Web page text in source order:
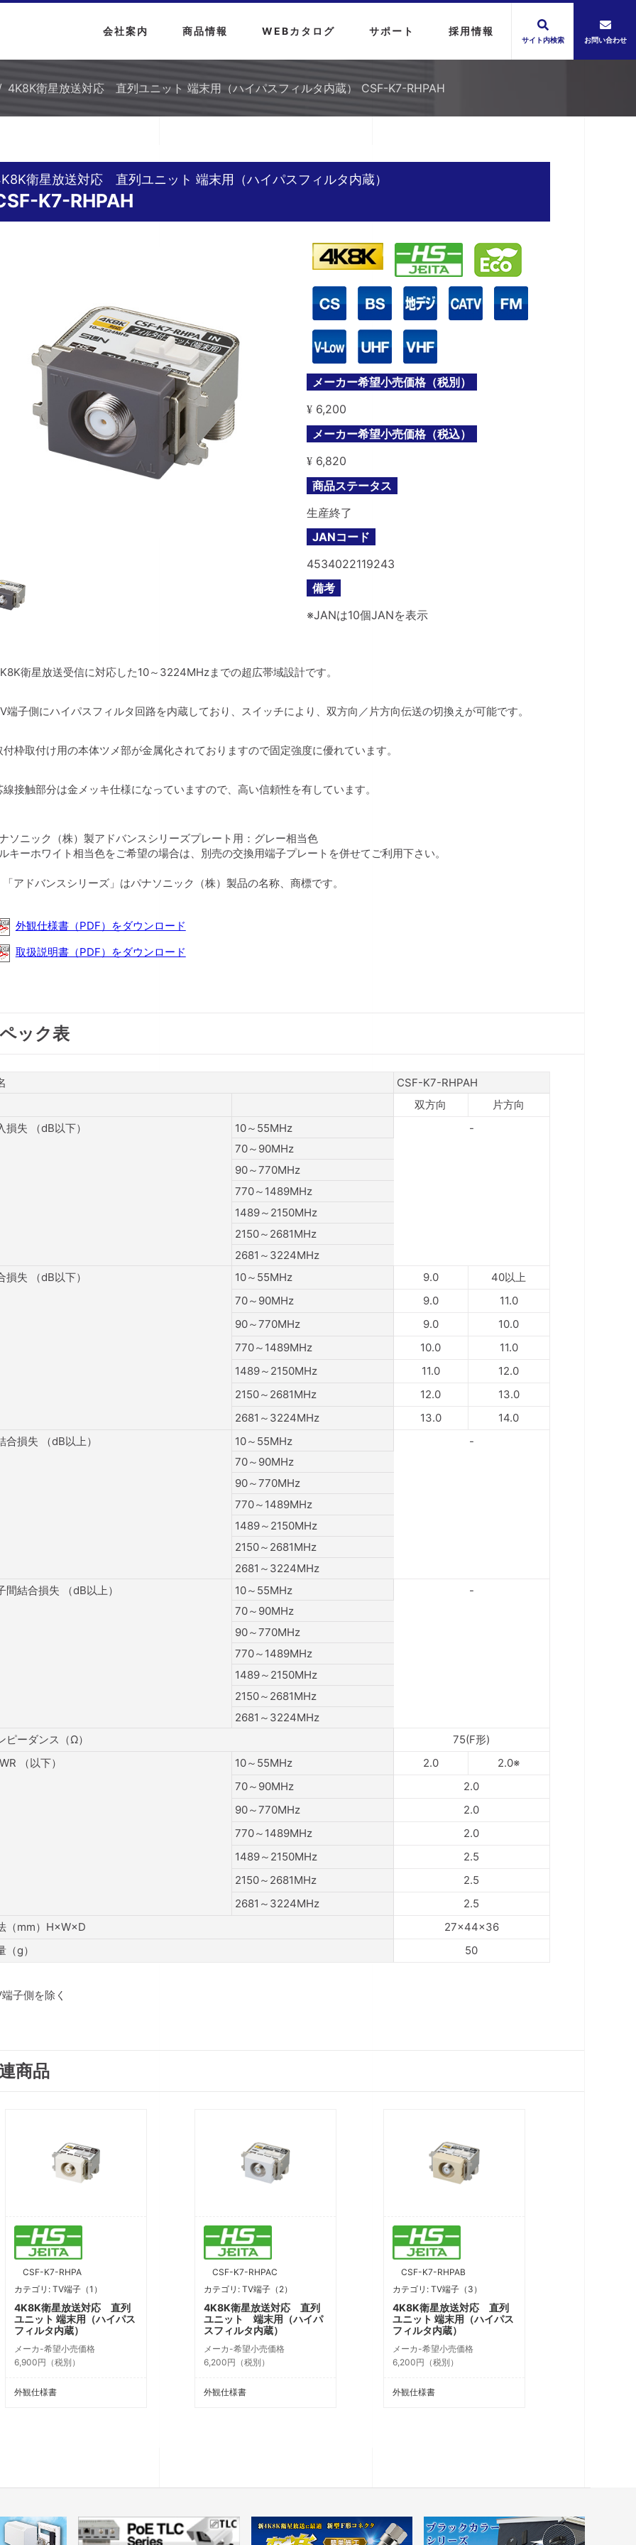
会社案内 商品情報 WEBカタログ サポート 採用情報
サイト内検索 お問い合わせ
4K8K衛星放送対応 直列ユニット 端末用（ハイパスフィルタ内蔵） CSF-K7-RHPAH
衛星放送対応 直列ユニット 端末用（ハイパスフィルタ内蔵）
K7-RHPAH
メーカー希望小売価格（税別）
¥6,200
メーカー希望小売価格（税込）
¥6,820
商品ステータス
生産終了
JANコード
4534022119243
備考
※JANは10個JANを表示
衛星放送受信に対応した10～3224MHzまでの超広帯域設計です。
端子側にハイパスフィルタ回路を内蔵しており、スイッチにより、双方向／片方向伝送の切換えが可能です。
付枠取付け用の本体ツメ部が金属化されておりますので固定強度に優れています。
線接触部分は金メッキ仕様になっていますので、高い信頼性を有しています。
ソニック（株）製アドバンスシリーズプレート用：グレー相当色
キーホワイト相当色をご希望の場合は、別売の交換用端子プレートを併せてご利用下さい。
アドバンスシリーズ」はパナソニック（株）製品の名称、商標です。
外観仕様書（PDF）をダウンロード
取扱説明書（PDF）をダウンロード
ック表
CSF-K7-RHPAH
双方向
片方向
損失 （dB以下）
10～55MHz
-
70～90MHz
90～770MHz
770～1489MHz
1489～2150MHz
2150～2681MHz
2681～3224MHz
損失 （dB以下）
10～55MHz 9.0
40以上
70～90MHz
9.0
11.0
90～770MHz
9.0
10.0
770～1489MHz
10.0
11.0
1489～2150MHz
11.0
12.0
2150～2681MHz
12.0
13.0
2681～3224MHz
13.0
14.0
合損失 （dB以上）
10～55MHz
-
70～90MHz
90～770MHz
770～1489MHz
1489～2150MHz
2150～2681MHz
2681～3224MHz
間結合損失 （dB以上）
10～55MHz
-
70～90MHz
90～770MHz
770～1489MHz
1489～2150MHz
2150～2681MHz
2681～3224MHz
ピーダンス（Ω）
75(F形)
（以下）
10～55MHz 2.0
2.0※
70～90MHz
2.0
90～770MHz
2.0
770～1489MHz
2.0
1489～2150MHz
2.5
2150～2681MHz
2.5
2681～3224MHz
2.5
（mm）H×W×D
27×44×36
（g）
50
子側を除く
商品
CSF-K7-RHPA
カテゴリ: TV端子（1）
4K8K衛星放送対応 直列
ユニット 端末用（ハイパス
フィルタ内蔵）
メーカ-希望小売価格
6,900円（税別）
外観仕様書
CSF-K7-RHPAC
カテゴリ: TV端子（2）
4K8K衛星放送対応 直列
ユニット 端末用（ハイパ
スフィルタ内蔵）
メーカ-希望小売価格
6,200円（税別）
外観仕様書
CSF-K7-RHPAB
カテゴリ: TV端子（3）
4K8K衛星放送対応 直列
ユニット 端末用（ハイパス
フィルタ内蔵）
メーカ-希望小売価格
6,200円（税別）
外観仕様書